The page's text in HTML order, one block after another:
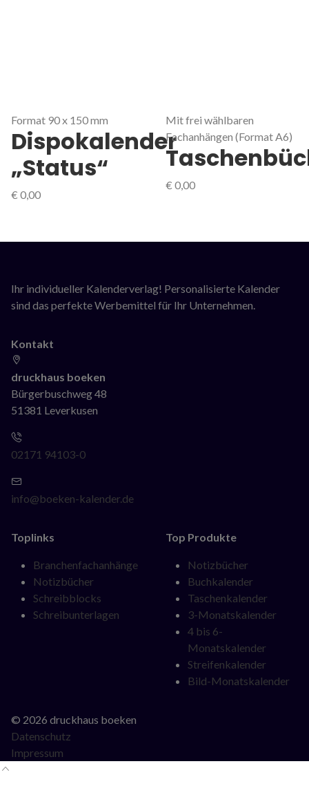
Format 90 x 150 mm
Dispokalender
„Status“
€ 0,00
Mit frei wählbaren
Fachanhängen (Format A6)
€ 0,00
Ihr individueller Kalenderverlag! Personalisierte Kalender
sind das perfekte Werbemittel für Ihr Unternehmen.
Kontakt
druckhaus boeken
Bürgerbuschweg 48
51381 Leverkusen
02171 94103-0
info@boeken-kalender.de
Toplinks
Navigation
überspringen
Branchenfachanhänge
Notizbücher
Schreibblocks
Schreibunterlagen
Top Produkte
Navigation
überspringen
Notizbücher
Buchkalender
Taschenkalender
3-Monatskalender
4 bis 6-
Monatskalender
Streifenkalender
Bild-Monatskalender
© 2026 druckhaus boeken
Datenschutz
Impressum